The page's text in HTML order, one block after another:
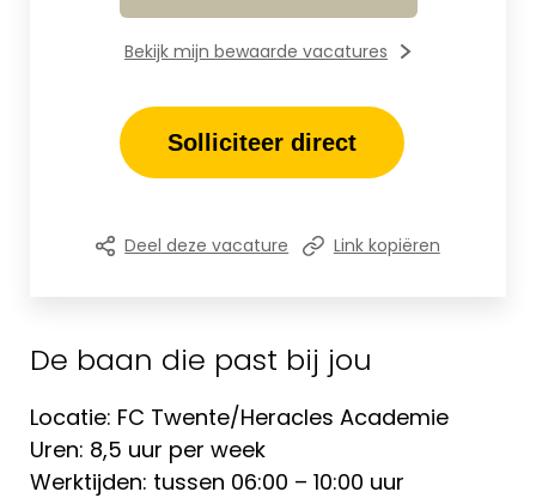
De baan die past bij jou
Locatie: FC Twente/Heracles Academie
Uren: 8,5 uur per week
Werktijden: tussen 06:00 – 10:00 uur
Bekijk mijn bewaarde vacatures
Solliciteer direct
Deel deze vacature Link kopiëren